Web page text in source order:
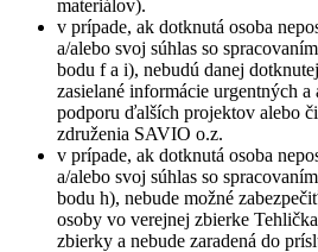
materiálov).
v prípade, ak dotknutá osoba
a/alebo svoj súhlas so
bodu f a i), nebudú danej
zasielané informácie urgentných
podporu ďalších projektov alebo
združenia SAVIO o.z.
v prípade, ak dotknutá osoba
a/alebo svoj súhlas so
bodu h), nebude možné
osoby vo verejnej zbierke
zbierky a nebude zaradená do